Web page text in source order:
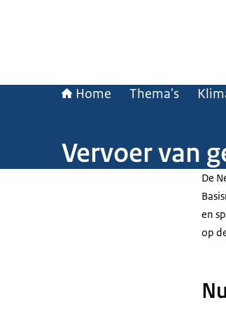
Home Thema's
Vervoer van
De
en
op